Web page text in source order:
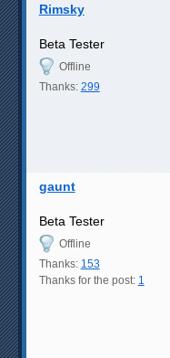
Rimsky
Beta Tester
Offline
Thanks: 299
gaunt
Beta Tester
Offline
Thanks: 153
Thanks for the post: 1